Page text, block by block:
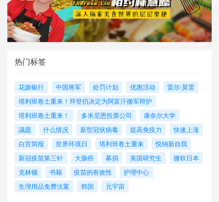
热门标签
花旗银行 中国将军 处罚计划 优惠活动
雷尔·莫雷
塔利班卷土重来！拜登仍决定为阿富汗撤军辩护
塔利班卷土重来！
多米尼恩投票公司
康奈尔大学
議題
什么情况 新型冠状病毒 提高免疫力
快速上涨
白宫简报
世界环境日 塔利班卷土重来
悦纳新自我
新冠疫苗第三针
大肠癌 募捐 美国研究生
微软日本
克林顿
书籍 疫苗的有效性
护理中心
生理用品免费法案
韩国 元宇宙